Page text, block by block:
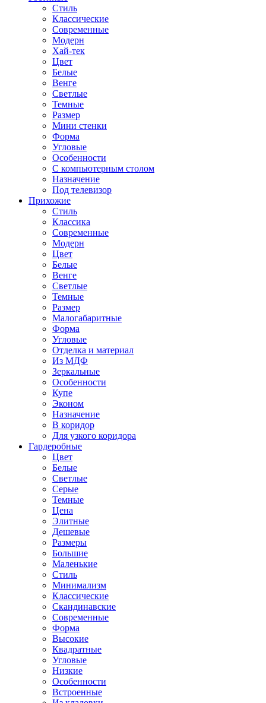
Стиль
Классические
Современные
Модерн
Хай-тек
Цвет
Белые
Венге
Светлые
Темные
Размер
Мини стенки
Форма
Угловые
Особенности
С компьютерным столом
Назначение
Под телевизор
Прихожие
Стиль
Классика
Современные
Модерн
Цвет
Белые
Венге
Светлые
Темные
Размер
Малогабаритные
Форма
Угловые
Отделка и материал
Из МДФ
Зеркальные
Особенности
Купе
Эконом
Назначение
В коридор
Для узкого коридора
Гардеробные
Цвет
Белые
Светлые
Серые
Темные
Цена
Элитные
Дешевые
Размеры
Большие
Маленькие
Стиль
Минимализм
Классические
Скандинавские
Современные
Форма
Высокие
Квадратные
Угловые
Низкие
Особенности
Встроенные